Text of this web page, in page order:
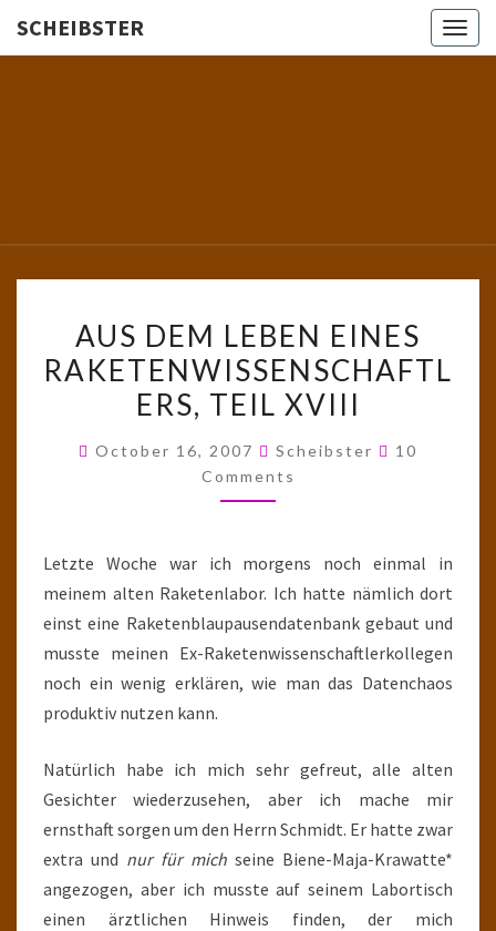
SCHEIBSTER
School!
DEM
LEBEN
EINES
TEIL
AUS DEM LEBEN EINES
RAKETENWISSENSCHAFTL
ERS, TEIL XVIII
October 16, 2007 Scheibster Comments
10
Comments
Letzte Woche war ich morgens noch einmal in
meinem alten Raketenlabor. Ich hatte nämlich dort
einst eine Raketenblaupausendatenbank gebaut und
musste meinen Ex-Raketenwissenschaftlerkollegen
noch ein wenig erklären, wie man das Datenchaos
produktiv nutzen kann.
Natürlich habe ich mich sehr gefreut, alle alten
Gesichter wiederzusehen, aber ich mache mir
ernsthaft sorgen um den Herrn Schmidt. Er hatte zwar
extra und nur für mich seine Biene-Maja-Krawatte*
angezogen, aber ich musste auf seinem Labortisch
einen ärztlichen Hinweis finden, der mich